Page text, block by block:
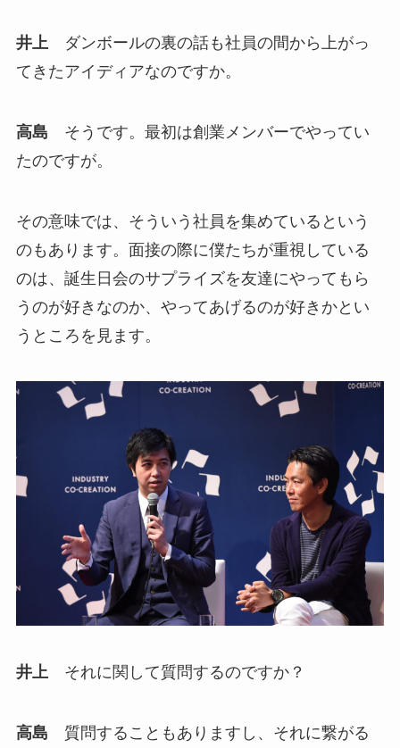
井上 ダンボールの裏の話も社員の間から上がっ
てきたアイディアなのですか。
高島 そうです。最初は創業メンバーでやってい
たのですが。
その意味では、そういう社員を集めているという
のもあります。面接の際に僕たちが重視している
のは、誕生日会のサプライズを友達にやってもら
うのが好きなのか、やってあげるのが好きかとい
うところを見ます。
井上それに関して質問するのですか？
高島 質問することもありますし、それに繋がる